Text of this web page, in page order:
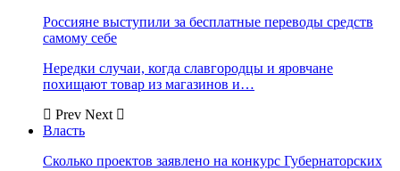
Россияне выступили за бесплатные переводы средств
самому себе
Нередки случаи, когда славгородцы и яровчане
похищают товар из магазинов и…
Prev Next
Власть
Сколько проектов заявлено на конкурс Губернаторских